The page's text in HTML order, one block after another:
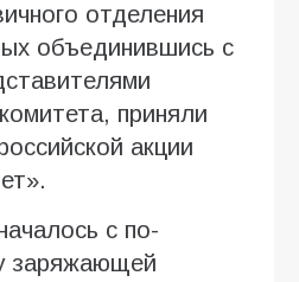
отделения
объединившись с
приняли
акции
с по-
заряжающей